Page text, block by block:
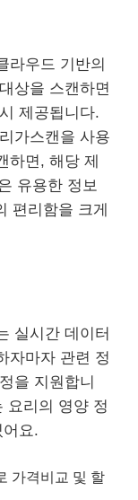
라우드 기반의
상을 스캔하면
제공됩니다.
가스캔을 사용
하면, 해당 제
유용한 정보
편리함을 크게
실시간 데이터
자마자 관련 정
을 지원합니
요리의 영양 정
요.
가격비교 및 할